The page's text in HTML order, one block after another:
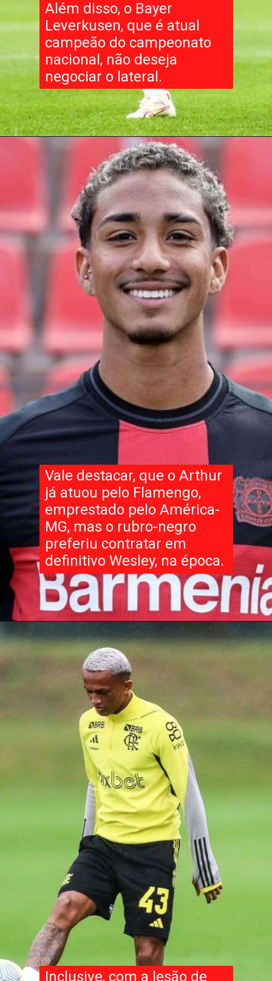
Além disso, o Bayer
Leverkusen, que é atual
campeão do campeonato
nacional, não deseja
negociar o lateral.
Vale destacar, que o Arthur
já atuou pelo Flamengo,
emprestado pelo América-
MG, mas o rubro-negro
preferiu contratar em
definitivo Wesley, na época.
Inclusive, com a lesão de